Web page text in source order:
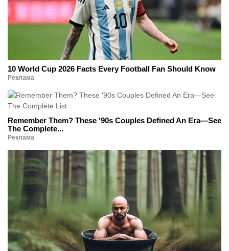
10 World Cup 2026 Facts Every Football Fan Should Know
Реклама
Remember Them? These '90s Couples Defined An Era—See
The Complete...
Реклама